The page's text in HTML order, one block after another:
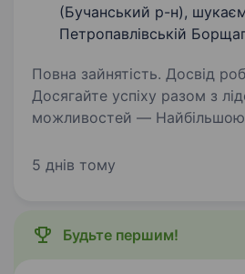
(Бучанський р-н),
Петропавлівській
Повна зайнятість. Досвід
Досягайте успіху разом з
можливостей —
штату шукаємо кандидатів
5 днів тому
Будьте першим!